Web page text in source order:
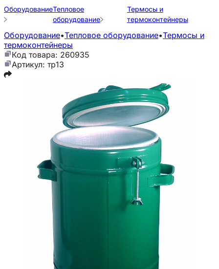
ОборудованиеТепловое
оборудование
Термосы и
термоконтейнеры
Оборудование•Тепловое оборудование•Термосы и
термоконтейнеры
Код товара: 260935
Артикул: тр13